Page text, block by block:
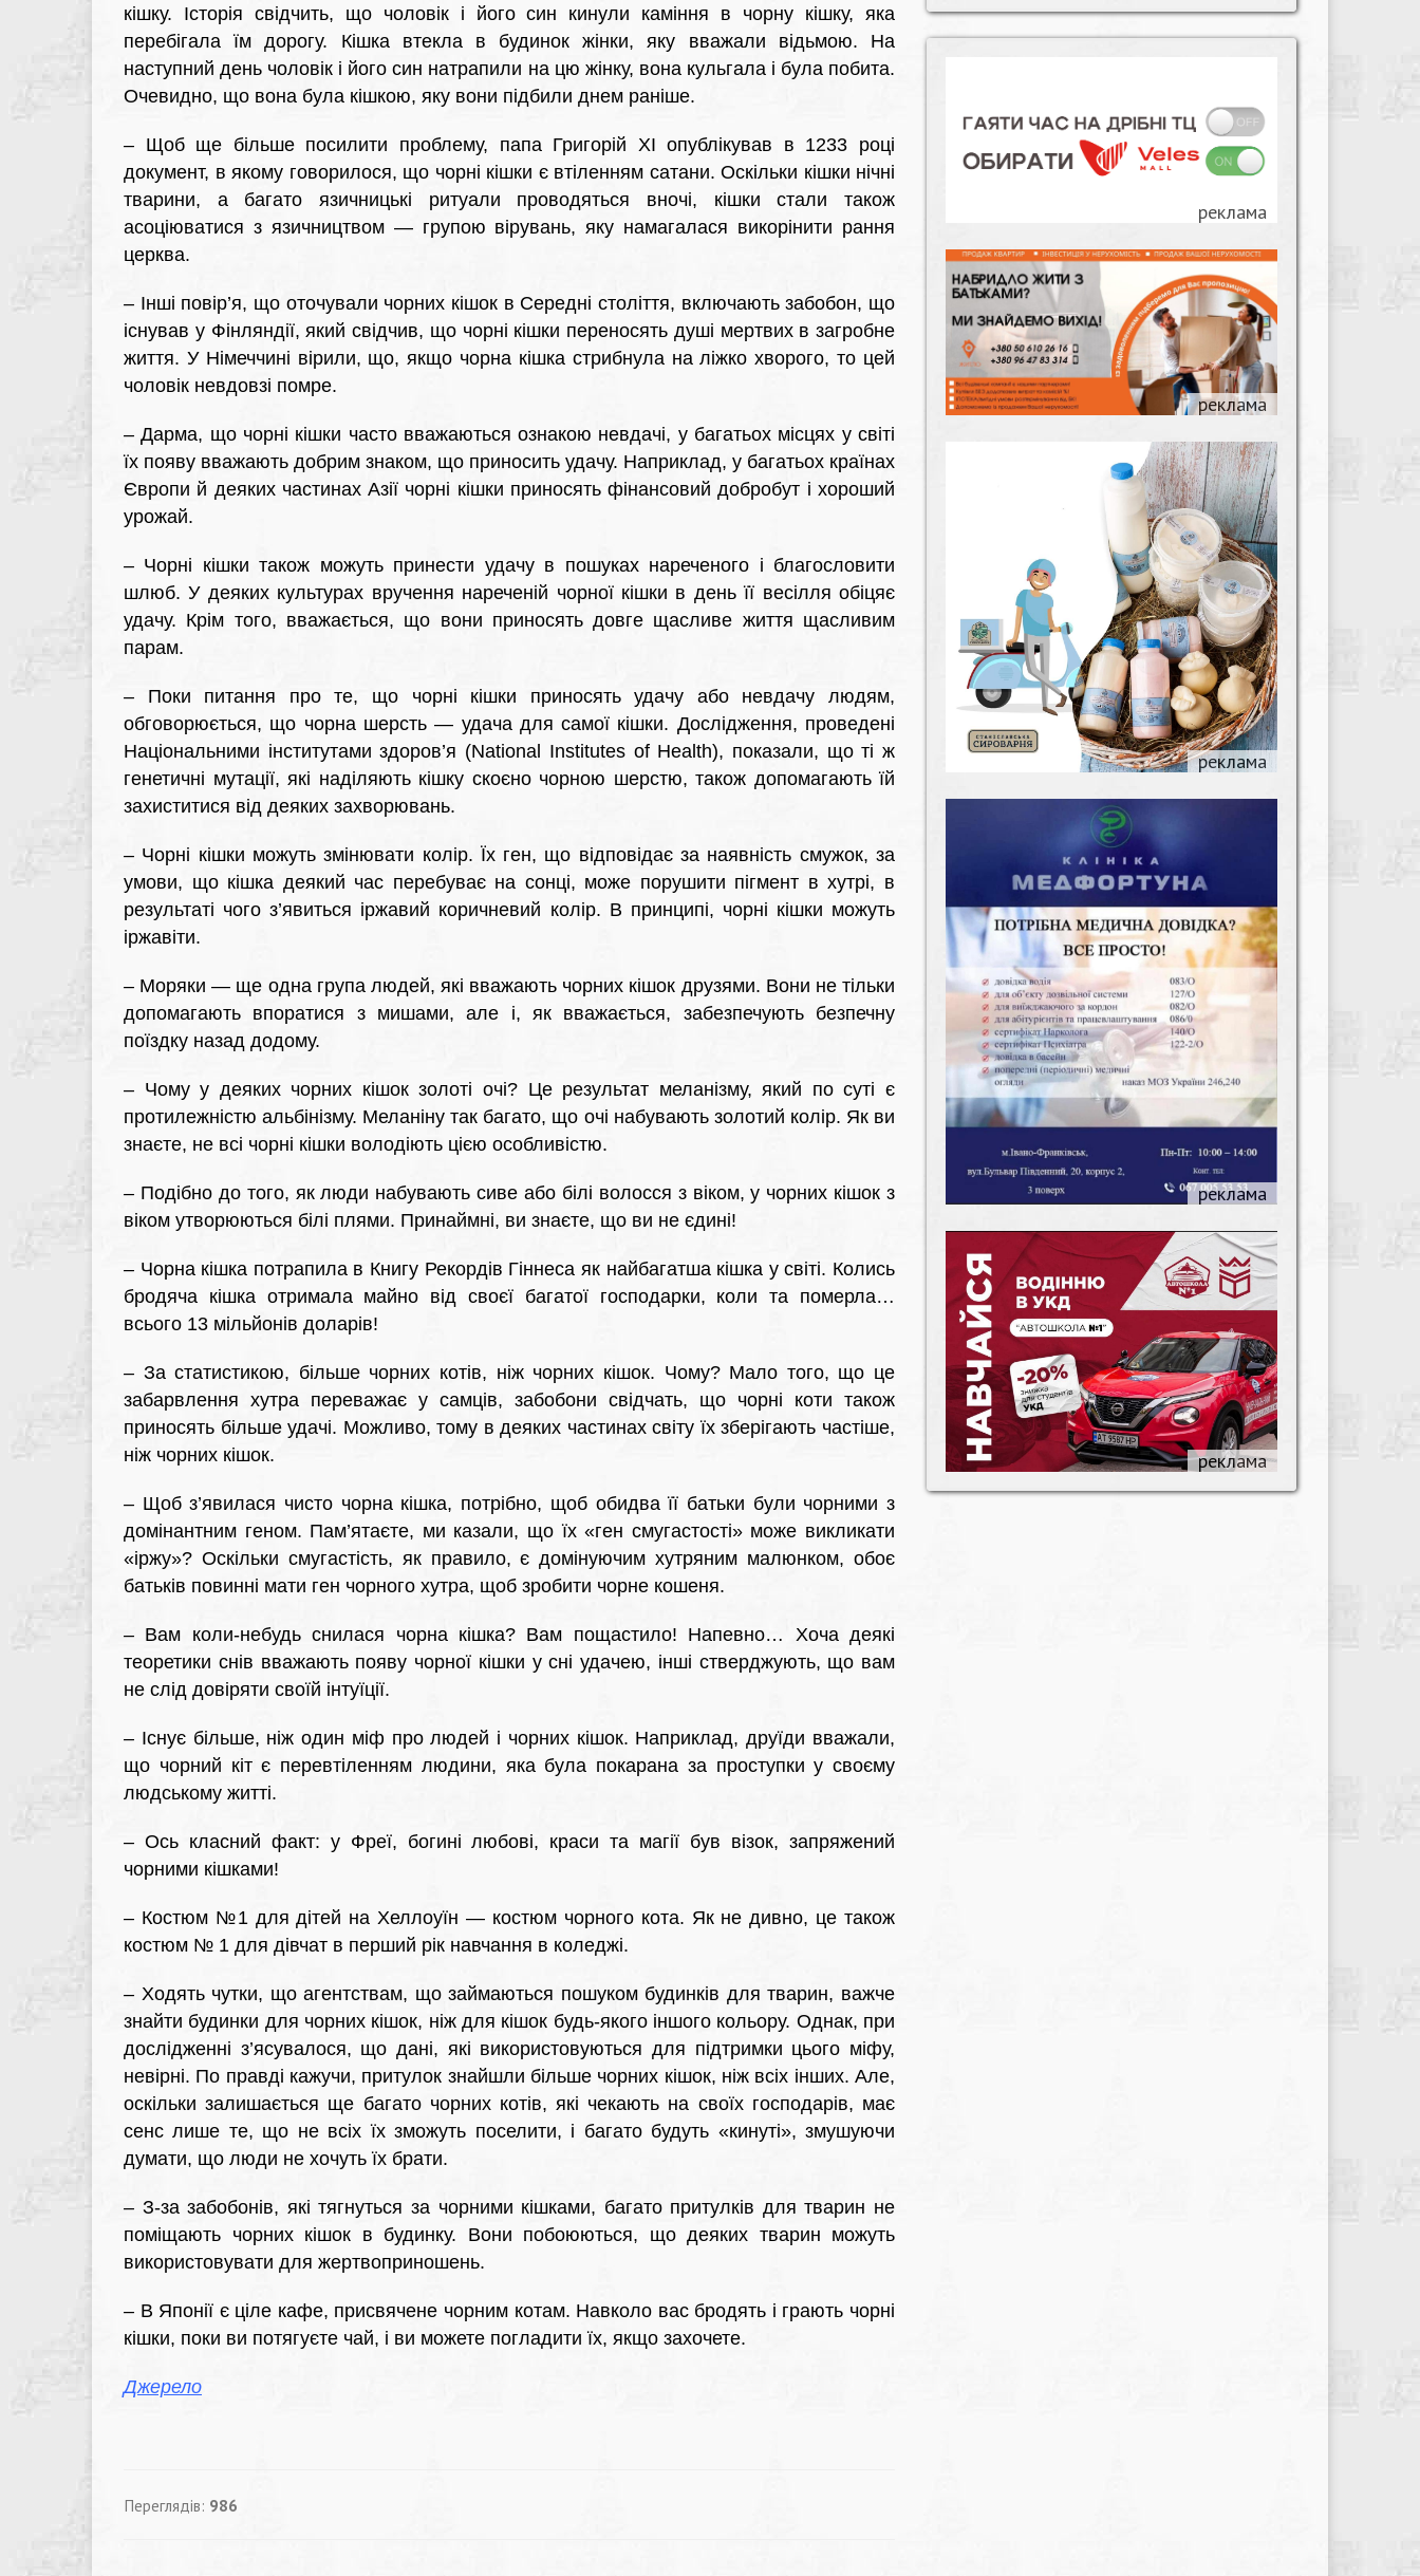
кішку. Історія свідчить, що чоловік і його син кинули каміння в чорну кішку, яка
перебігала їм дорогу. Кішка втекла в будинок жінки, яку вважали відьмою. На
наступний день чоловік і його син натрапили на цю жінку, вона кульгала і була побита.
Очевидно, що вона була кішкою, яку вони підбили днем раніше.
– Щоб ще більше посилити проблему, папа Григорій XI опублікував в 1233 році
документ, в якому говорилося, що чорні кішки є втіленням сатани. Оскільки кішки нічні
тварини, а багато язичницькі ритуали проводяться вночі, кішки стали також
асоціюватися з язичництвом — групою вірувань, яку намагалася викорінити рання
церква.
– Інші повір’я, що оточували чорних кішок в Середні століття, включають забобон, що
існував у Фінляндії, який свідчив, що чорні кішки переносять душі мертвих в загробне
життя. У Німеччині вірили, що, якщо чорна кішка стрибнула на ліжко хворого, то цей
чоловік невдовзі помре.
– Дарма, що чорні кішки часто вважаються ознакою невдачі, у багатьох місцях у світі
їх появу вважають добрим знаком, що приносить удачу. Наприклад, у багатьох країнах
Європи й деяких частинах Азії чорні кішки приносять фінансовий добробут і хороший
урожай.
– Чорні кішки також можуть принести удачу в пошуках нареченого і благословити
шлюб. У деяких культурах вручення нареченій чорної кішки в день її весілля обіцяє
удачу. Крім того, вважається, що вони приносять довге щасливе життя щасливим
парам.
– Поки питання про те, що чорні кішки приносять удачу або невдачу людям,
обговорюється, що чорна шерсть — удача для самої кішки. Дослідження, проведені
Національними інститутами здоров’я (National Institutes of Health), показали, що ті ж
генетичні мутації, які наділяють кішку скоєно чорною шерстю, також допомагають їй
захиститися від деяких захворювань.
– Чорні кішки можуть змінювати колір. Їх ген, що відповідає за наявність смужок, за
умови, що кішка деякий час перебуває на сонці, може порушити пігмент в хутрі, в
результаті чого з’явиться іржавий коричневий колір. В принципі, чорні кішки можуть
іржавіти.
– Моряки — ще одна група людей, які вважають чорних кішок друзями. Вони не тільки
допомагають впоратися з мишами, але і, як вважається, забезпечують безпечну
поїздку назад додому.
– Чому у деяких чорних кішок золоті очі? Це результат меланізму, який по суті є
протилежністю альбінізму. Меланіну так багато, що очі набувають золотий колір. Як ви
знаєте, не всі чорні кішки володіють цією особливістю.
– Подібно до того, як люди набувають сиве або білі волосся з віком, у чорних кішок з
віком утворюються білі плями. Принаймні, ви знаєте, що ви не єдині!
– Чорна кішка потрапила в Книгу Рекордів Гіннеса як найбагатша кішка у світі. Колись
бродяча кішка отримала майно від своєї багатої господарки, коли та померла…
всього 13 мільйонів доларів!
– За статистикою, більше чорних котів, ніж чорних кішок. Чому? Мало того, що це
забарвлення хутра переважає у самців, забобони свідчать, що чорні коти також
приносять більше удачі. Можливо, тому в деяких частинах світу їх зберігають частіше,
ніж чорних кішок.
– Щоб з’явилася чисто чорна кішка, потрібно, щоб обидва її батьки були чорними з
домінантним геном. Пам’ятаєте, ми казали, що їх «ген смугастості» може викликати
«іржу»? Оскільки смугастість, як правило, є домінуючим хутряним малюнком, обоє
батьків повинні мати ген чорного хутра, щоб зробити чорне кошеня.
– Вам коли-небудь снилася чорна кішка? Вам пощастило! Напевно… Хоча деякі
теоретики снів вважають появу чорної кішки у сні удачею, інші стверджують, що вам
не слід довіряти своїй інтуїції.
– Існує більше, ніж один міф про людей і чорних кішок. Наприклад, друїди вважали,
що чорний кіт є перевтіленням людини, яка була покарана за проступки у своєму
людському житті.
– Ось класний факт: у Фреї, богині любові, краси та магії був візок, запряжений
чорними кішками!
– Костюм №1 для дітей на Хеллоуїн — костюм чорного кота. Як не дивно, це також
костюм № 1 для дівчат в перший рік навчання в коледжі.
– Ходять чутки, що агентствам, що займаються пошуком будинків для тварин, важче
знайти будинки для чорних кішок, ніж для кішок будь-якого іншого кольору. Однак, при
дослідженні з’ясувалося, що дані, які використовуються для підтримки цього міфу,
невірні. По правді кажучи, притулок знайшли більше чорних кішок, ніж всіх інших. Але,
оскільки залишається ще багато чорних котів, які чекають на своїх господарів, має
сенс лише те, що не всіх їх зможуть поселити, і багато будуть «кинуті», змушуючи
думати, що люди не хочуть їх брати.
– З-за забобонів, які тягнуться за чорними кішками, багато притулків для тварин не
поміщають чорних кішок в будинку. Вони побоюються, що деяких тварин можуть
використовувати для жертвоприношень.
– В Японії є ціле кафе, присвячене чорним котам. Навколо вас бродять і грають чорні
кішки, поки ви потягуєте чай, і ви можете погладити їх, якщо захочете.
Джерело
Переглядів: 986